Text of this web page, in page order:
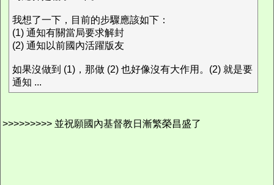
我想了一下，目前的步驟應該如下：
(1) 通知有關當局要求解封
(2) 通知以前國內活躍版友
如果沒做到 (1)，那做 (2) 也好像沒有大作用。(2) 就是要
通知 ...
>>>>>>>>> 並祝願國內基督教日漸繁榮昌盛了